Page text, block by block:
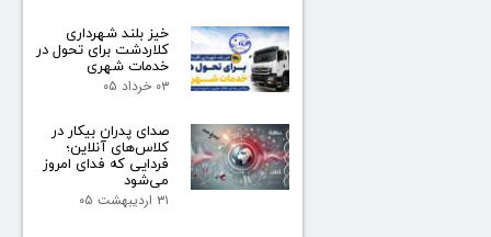
خیز بلند شهرداری
کلاردشت برای تحول در
خدمات شهری
۰۳ خرداد ۰۵
صدای پدران بیکار در
کلاس‌های آنلاین؛
فردایی که فدای امروز
می‌شود
۳۱ اردیبهشت ۰۵